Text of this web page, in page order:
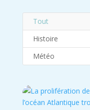
Tout
Histoire
Météo